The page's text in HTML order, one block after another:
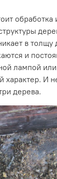
обработка
в толщу
и
лампой
характер. И
дерева.